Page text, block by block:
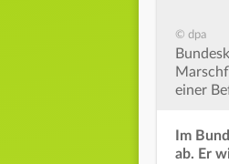
© dpa
einer
Im
ab. Er